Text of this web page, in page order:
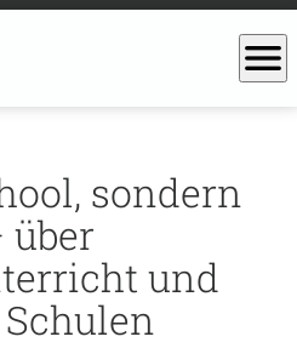
menu
sondern
über
und